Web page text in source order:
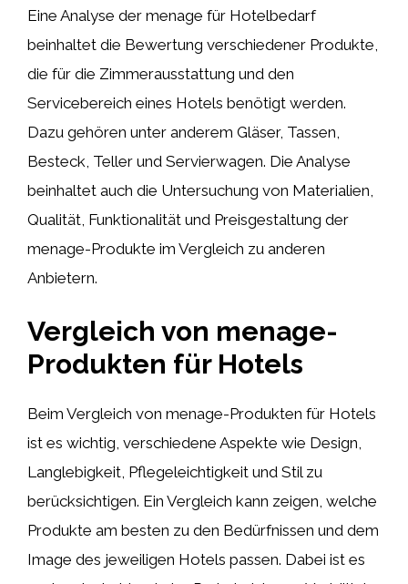
Eine Analyse der menage für Hotelbedarf
beinhaltet die Bewertung verschiedener Produkte,
die für die Zimmerausstattung und den
Servicebereich eines Hotels benötigt werden.
Dazu gehören unter anderem Gläser, Tassen,
Besteck, Teller und Servierwagen. Die Analyse
beinhaltet auch die Untersuchung von Materialien,
Qualität, Funktionalität und Preisgestaltung der
menage-Produkte im Vergleich zu anderen
Anbietern.
Vergleich von menage-
Produkten für Hotels
Beim Vergleich von menage-Produkten für Hotels
ist es wichtig, verschiedene Aspekte wie Design,
Langlebigkeit, Pflegeleichtigkeit und Stil zu
berücksichtigen. Ein Vergleich kann zeigen, welche
Produkte am besten zu den Bedürfnissen und dem
Image des jeweiligen Hotels passen. Dabei ist es